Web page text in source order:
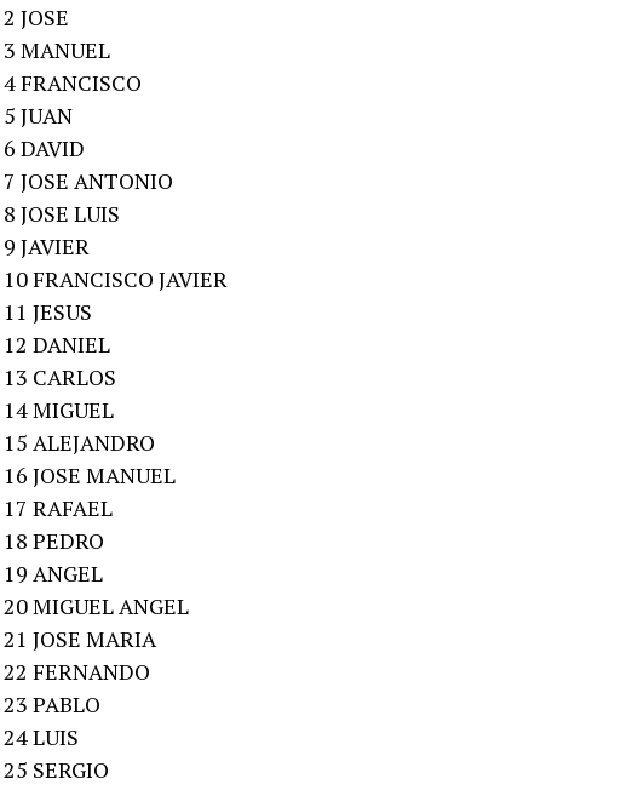
2 JOSE
3 MANUEL
4 FRANCISCO
5 JUAN
6 DAVID
7 JOSE ANTONIO
8 JOSE LUIS
9 JAVIER
10 FRANCISCO JAVIER
11 JESUS
12 DANIEL
13 CARLOS
14 MIGUEL
15 ALEJANDRO
16 JOSE MANUEL
17 RAFAEL
18 PEDRO
19 ANGEL
20 MIGUEL ANGEL
21 JOSE MARIA
22 FERNANDO
23 PABLO
24 LUIS
25 SERGIO